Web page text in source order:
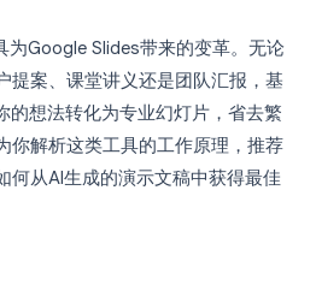
为Google Slides带来的变革。无论
提案、课堂讲义还是团队汇报，基
的想法转化为专业幻灯片，省去繁
你解析这类工具的工作原理，推荐
何从AI生成的演示文稿中获得最佳